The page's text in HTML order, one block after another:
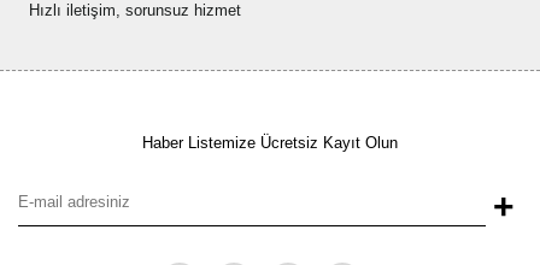
Hızlı iletişim, sorunsuz hizmet
Haber Listemize Ücretsiz Kayıt Olun
+